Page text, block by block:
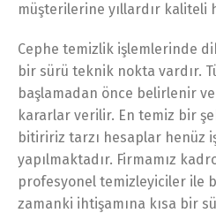
müşterilerine yıllardır kaliteli
Cephe temizlik işlemlerinde
bir sürü teknik nokta vardır.
başlamadan önce belirlenir
kararlar verilir. En temiz bir
bitiririz tarzı hesaplar henüz
yapılmaktadır. Firmamız
profesyonel temizleyiciler ile
zamanki ihtişamına kısa bir